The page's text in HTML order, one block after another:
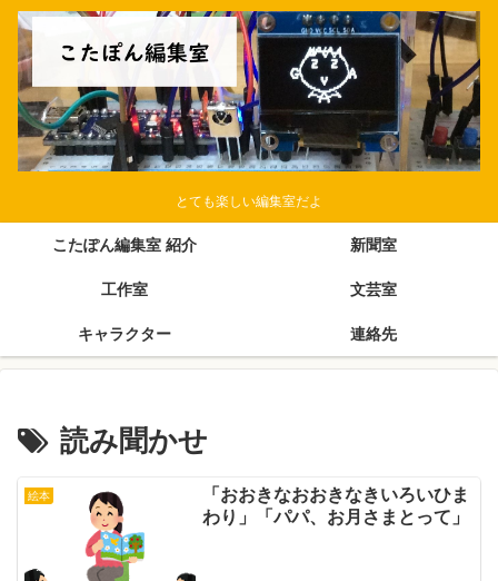
とても楽しい編集室だよ
こたぽん編集室 紹介 新聞室
工作室 文芸室
キャラクター 連絡先
読み聞かせ
絵本
「おおきなおおきなきいろいひま
わり」「パパ、お月さまとって」